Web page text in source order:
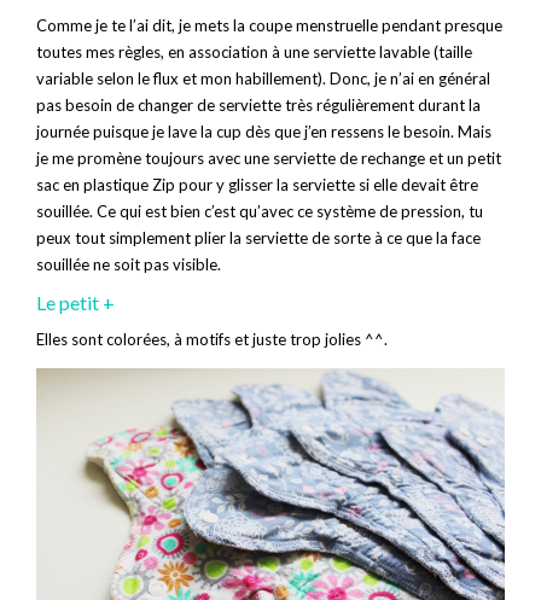
Comme je te l’ai dit, je mets la coupe menstruelle pendant presque
toutes mes règles, en association à une serviette lavable (taille
variable selon le flux et mon habillement). Donc, je n’ai en général
pas besoin de changer de serviette très régulièrement durant la
journée puisque je lave la cup dès que j’en ressens le besoin. Mais
je me promène toujours avec une serviette de rechange et un petit
sac en plastique Zip pour y glisser la serviette si elle devait être
souillée. Ce qui est bien c’est qu’avec ce système de pression, tu
peux tout simplement plier la serviette de sorte à ce que la face
souillée ne soit pas visible.
Le petit +
Elles sont colorées, à motifs et juste trop jolies ^^.